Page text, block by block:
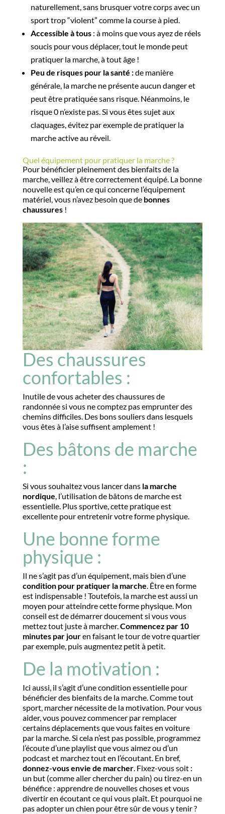
naturellement, sans brusquer votre corps avec un
sport trop “violent” comme la course à pied.
Accessible à tous: à moins que vous ayez de réels
soucis pour vous déplacer, tout le monde peut
pratiquer la marche, à tout âge !
Peu de risques pour la santé :de manière
générale, la marche ne présente aucun danger et
peut être pratiquée sans risque. Néanmoins, le
risque 0 n’existe pas. Si vous êtes sujet aux
claquages, évitez par exemple de pratiquer la
marche active au réveil.
Quel équipement pour pratiquer la marche ?
Pour bénéficier pleinement des bienfaits de la
marche, veillez à être correctement équipé. La bonne
nouvelle est qu’en ce qui concerne l’équipement
matériel, vous n’avez besoin que de bonnes
chaussures !
Des chaussures
confortables :
Inutile de vous acheter des chaussures de
randonnée si vous ne comptez pas emprunter des
chemins difficiles. Des bons souliers dans lesquels
vous êtes à l’aise suffisent amplement !
Des bâtons de marche
:
Si vous souhaitez vous lancer dans la marche
nordique, l’utilisation de bâtons de marche est
essentielle. Plus sportive, cette pratique est
excellente pour entretenir votre forme physique.
Une bonne forme
physique :
Il ne s’agit pas d’un équipement, mais bien d’une
condition pour pratiquer la marche. Être en forme
est indispensable ! Toutefois, la marche est aussi un
moyen pour atteindre cette forme physique. Mon
conseil est de démarrer doucement si vous vous
mettez tout juste à marcher.Commencez par 10
minutes par jouren faisant le tour de votre quartier
par exemple, puis augmentez petit à petit.
De la motivation :
Ici aussi, il s’agit d’une condition essentielle pour
bénéficier des bienfaits de la marche. Comme tout
sport, marcher nécessite de la motivation. Pour vous
aider, vous pouvez commencer par remplacer
certains déplacements que vous faites en voiture
par la marche. Si cela n’est pas possible, programmez
l’écoute d’une playlist que vous aimez ou d’un
podcast et marchez tout en l’écoutant. En bref,
donnez-vous envie de marcher. Fixez-vous soit :
un but (comme aller chercher du pain) ou tirez-en un
bénéfice : apprendre de nouvelles choses et vous
divertir en écoutant ce qui vous plaît. Et pourquoi ne
pas adopter un chien pour être sûr de vous y tenir ?